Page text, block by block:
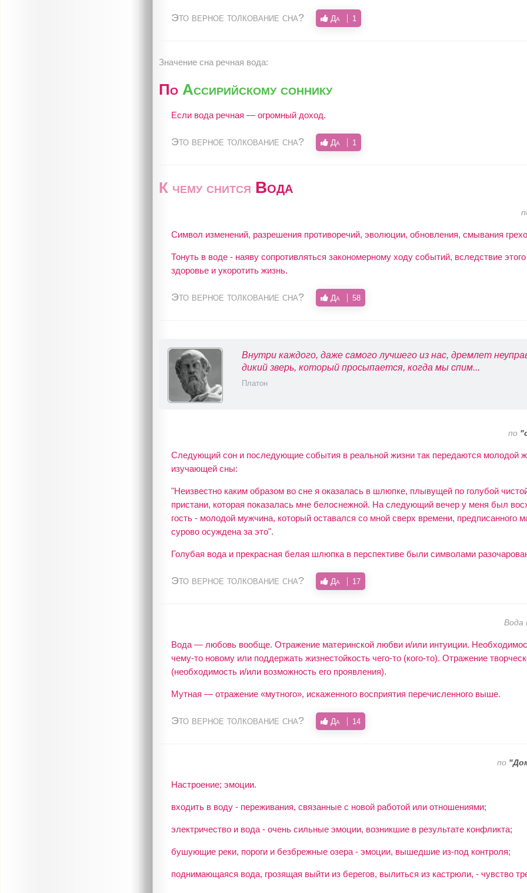
Это верное толкование сна? Да 1
Значение сна речная вода:
По Ассирийскому соннику
Если вода речная — огромный доход.
Это верное толкование сна? Да 1
К чему снится Вода
Символ изменений, разрешения противоречий, эволюции, обновления, смывания
Тонуть в воде - наяву сопротивляться закономерному ходу событий, вследствие
здоровье и укоротить жизнь.
Это верное толкование сна? Да 58
Внутри каждого, даже самого лучшего из нас, дремлет
дикий зверь, который просыпается, когда мы спим...
Платон
по
Следующий сон и последующие события в реальной жизни так передаются молодой
изучающей сны:
"Неизвестно каким образом во сне я оказалась в шлюпке, плывущей по голубой
пристани, которая показалась мне белоснежной. На следующий вечер у меня был
гость - молодой мужчина, который оставался со мной сверх времени, предписанного
сурово осуждена за это".
Голубая вода и прекрасная белая шлюпка в перспективе были символами
Это верное толкование сна? Да 17
Вода
Вода — любовь вообще. Отражение материнской любви и/или интуиции.
чему-то новому или поддержать жизнестойкость чего-то (кого-то). Отражение
(необходимость и/или возможность его проявления).
Мутная — отражение «мутного», искаженного восприятия перечисленного выше.
Это верное толкование сна? Да 14
по
Настроение; эмоции.
входить в воду - переживания, связанные с новой работой или отношениями;
электричество и вода - очень сильные эмоции, возникшие в результате конфликта;
бушующие реки, пороги и безбрежные озера - эмоции, вышедшие из-под контроля;
поднимающаяся вода, грозящая выйти из берегов, вылиться из кастрюли, - чувство